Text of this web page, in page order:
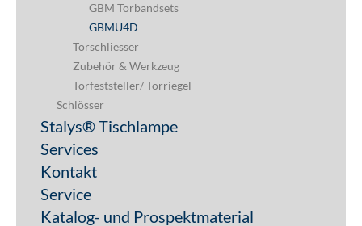
GBM Torbandsets
GBMU4D
Torschliesser
Zubehör & Werkzeug
Torfeststeller/ Torriegel
Schlösser
Stalys® Tischlampe
Services
Kontakt
Service
Katalog- und Prospektmaterial